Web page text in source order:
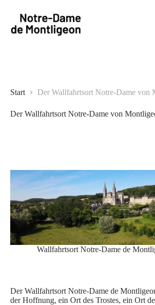
springen
Start Der Wallfahrtsort Notre-Dame von
Der Wallfahrtsort Notre-Dame von
Wallfahrtsort Notre-Dame de
Der Wallfahrtsort Notre-Dame de
der Hoffnung, ein Ort des Trostes, ein Ort